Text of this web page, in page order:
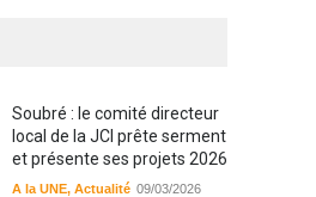
Soubré : le comité directeur
local de la JCI prête serment
et présente ses projets 2026
A la UNE, Actualité 09/03/2026